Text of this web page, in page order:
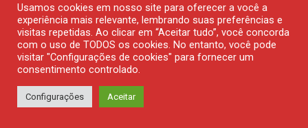
outubro 2023
setembro 2023
agosto 2023
Usamos cookies em nosso site para oferecer a você a
experiência mais relevante, lembrando suas preferências e
visitas repetidas. Ao clicar em “Aceitar tudo”, você concorda
com o uso de TODOS os cookies. No entanto, você pode
visitar "Configurações de cookies" para fornecer um
consentimento controlado.
Configurações Aceitar